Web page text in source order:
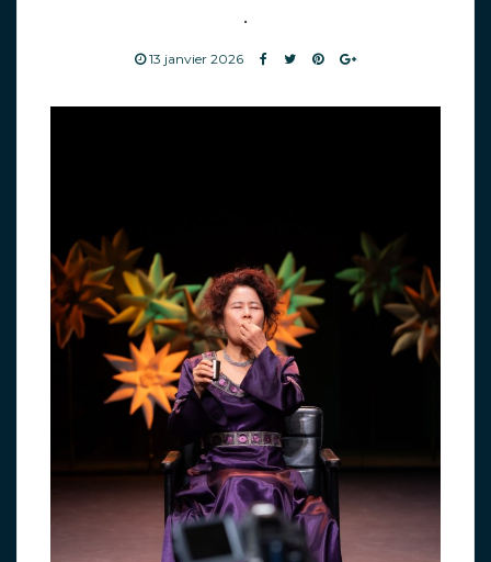
.
13 janvier 2026